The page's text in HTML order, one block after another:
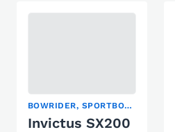
BOWRIDER, SPORTBOOT
Invictus SX200